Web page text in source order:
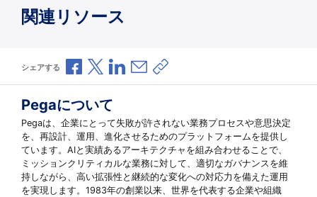
関連リソース
シェアする Facebookで共有
Xで共有LinkedInで共有
メールで共有
共有リンクをコピー
Pegaについて
Pegaは、企業にとって失敗が許されない業務プロセスや意思決定
を、再設計、運用、進化させるためのプラットフォームを提供し
ています。AIと実績あるアーキテクチャを組み合わせることで、
ミッションクリティカルな業務に対して、適切なガバナンスを維
持しながら、高い拡張性と継続的な変化への対応力を備えた運用
を実現します。1983年の創業以来、世界を代表する企業や組織